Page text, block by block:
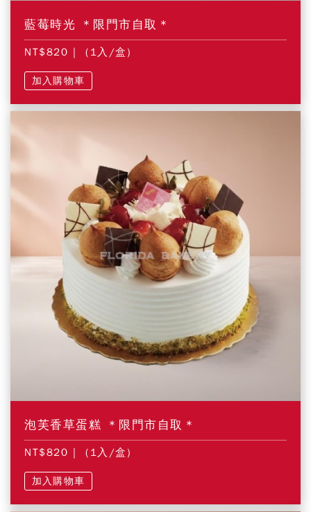
藍莓時光 ＊限門市自取＊
NT$820 | (1入/盒)
加入購物車
泡芙香草蛋糕 ＊限門市自取＊
NT$820 | (1入/盒)
加入購物車